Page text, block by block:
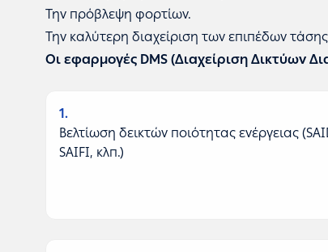
Την πρόβλεψη φορτίων.
Την καλύτερη διαχείριση των επιπέδων
Οι εφαρμογές DMS (Διαχείριση Δικτύων
1
Βελτίωση δεικτών ποιότητας ενέργειας
SAIFI, κλπ.)